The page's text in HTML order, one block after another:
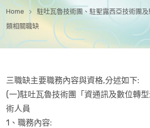
Home
駐吐瓦魯技術團、駐聖露西亞技術團
類相關職缺
三職缺主要職務內容與資格,分述如下:
(一)駐吐瓦魯技術團「資通訊及數位轉
術人員
1、職務內容: